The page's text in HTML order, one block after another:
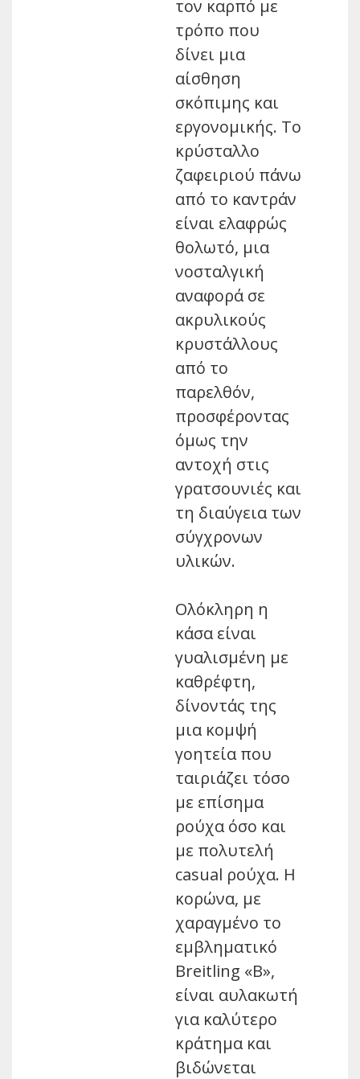
τον καρπό με
τρόπο που
δίνει μια
αίσθηση
σκόπιμης και
εργονομικής. Το
κρύσταλλο
ζαφειριού πάνω
από το καντράν
είναι ελαφρώς
θολωτό, μια
νοσταλγική
αναφορά σε
ακρυλικούς
κρυστάλλους
από το
παρελθόν,
προσφέροντας
όμως την
αντοχή στις
γρατσουνιές και
τη διαύγεια των
σύγχρονων
υλικών.
Ολόκληρη η
κάσα είναι
γυαλισμένη με
καθρέφτη,
δίνοντάς της
μια κομψή
γοητεία που
ταιριάζει τόσο
με επίσημα
ρούχα όσο και
με πολυτελή
casual ρούχα. Η
κορώνα, με
χαραγμένο το
εμβληματικό
Breitling «B»,
είναι αυλακωτή
για καλύτερο
κράτημα και
βιδώνεται